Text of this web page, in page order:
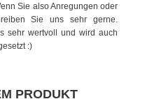
PRODUKT
Sie also Anregungen oder
Sie uns sehr gerne.
sehr wertvoll und wird auch
:)